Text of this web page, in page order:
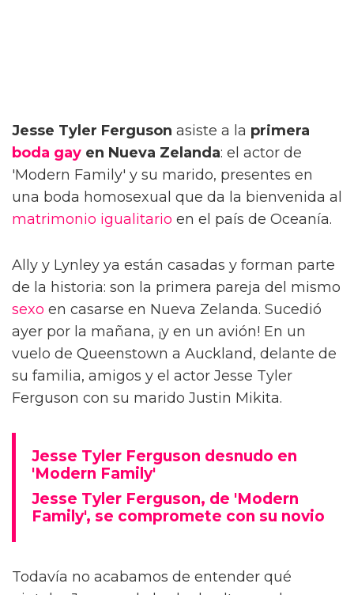
Jesse Tyler Ferguson asiste a la primera
boda gay en Nueva Zelanda: el actor de
'Modern Family' y su marido, presentes en
una boda homosexual que da la bienvenida al
matrimonio igualitario en el país de Oceanía.
Ally y Lynley ya están casadas y forman parte
de la historia: son la primera pareja del mismo
sexo en casarse en Nueva Zelanda. Sucedió
ayer por la mañana, ¡y en un avión! En un
vuelo de Queenstown a Auckland, delante de
su familia, amigos y el actor Jesse Tyler
Ferguson con su marido Justin Mikita.
Jesse Tyler Ferguson desnudo en
'Modern Family'
Jesse Tyler Ferguson, de 'Modern
Family', se compromete con su novio
Todavía no acabamos de entender qué